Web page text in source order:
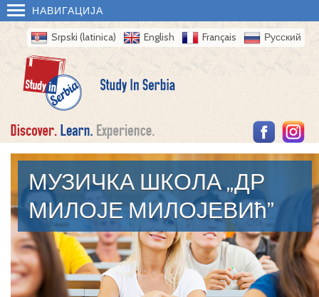
НАВИГАЦИЈА
Srpski (latinica) English Français Русский
МУЗИЧКА ШКОЛА „ДР
МИЛОЈЕ МИЛОЈЕВИћ”